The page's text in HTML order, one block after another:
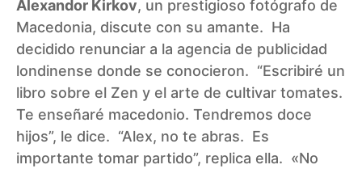
Alexandor Kirkov, un prestigioso fotógrafo de
Macedonia, discute con su amante. Ha
decidido renunciar a la agencia de publicidad
londinense donde se conocieron. “Escribiré un
libro sobre el Zen y el arte de cultivar tomates.
Te enseñaré macedonio. Tendremos doce
hijos”, le dice. “Alex, no te abras. Es
importante tomar partido”, replica ella. «No